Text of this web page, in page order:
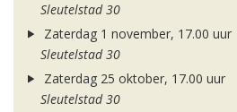
Sleutelstad 30
Zaterdag 1 november, 17.00 uur
Sleutelstad 30
Zaterdag 25 oktober, 17.00 uur
Sleutelstad 30